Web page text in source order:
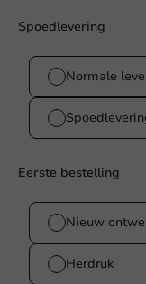
Spoedlevering
Normale
Eerste bestelling
Nieuw
Herdruk